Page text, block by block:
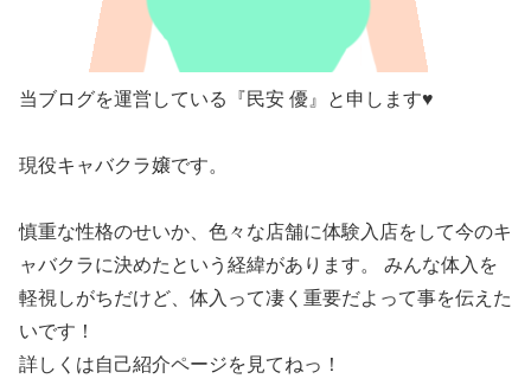
当ブログを運営している『民安 優』と申します♥
現役キャバクラ嬢です。
慎重な性格のせいか、色々な店舗に体験入店をして今のキ
ャバクラに決めたという経緯があります。 みんな体入を
軽視しがちだけど、体入って凄く重要だよって事を伝えた
いです！
詳しくは自己紹介ページを見てねっ！